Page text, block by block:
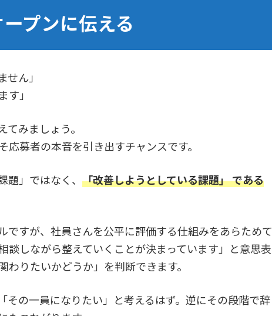
プンに伝える
せん」
す」
みましょう。
募者の本音を引き出すチャンスです。
」ではなく、 「改善しようとしている課題」 である
ですが、社員さんを公平に評価する仕組みをあらためて
談しながら整えていくことが決まっています」と意思表
りたいかどうか」を判断できます。
その一員になりたい」と考えるはず。逆にその段階で辞